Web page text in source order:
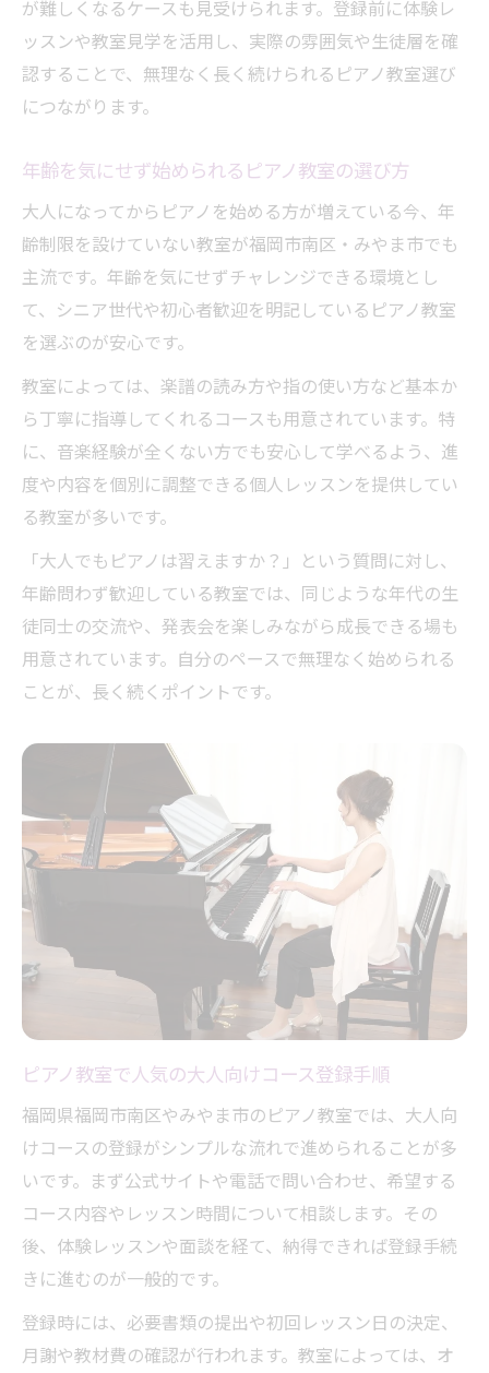
が難しくなるケースも見受けられます。登録前に体験レ
ッスンや教室見学を活用し、実際の雰囲気や生徒層を確
認することで、無理なく長く続けられるピアノ教室選び
につながります。
年齢を気にせず始められるピアノ教室の選び方
大人になってからピアノを始める方が増えている今、年
齢制限を設けていない教室が福岡市南区・みやま市でも
主流です。年齢を気にせずチャレンジできる環境とし
て、シニア世代や初心者歓迎を明記しているピアノ教室
を選ぶのが安心です。
教室によっては、楽譜の読み方や指の使い方など基本か
ら丁寧に指導してくれるコースも用意されています。特
に、音楽経験が全くない方でも安心して学べるよう、進
度や内容を個別に調整できる個人レッスンを提供してい
る教室が多いです。
「大人でもピアノは習えますか？」という質問に対し、
年齢問わず歓迎している教室では、同じような年代の生
徒同士の交流や、発表会を楽しみながら成長できる場も
用意されています。自分のペースで無理なく始められる
ことが、長く続くポイントです。
ピアノ教室で人気の大人向けコース登録手順
福岡県福岡市南区やみやま市のピアノ教室では、大人向
けコースの登録がシンプルな流れで進められることが多
いです。まず公式サイトや電話で問い合わせ、希望する
コース内容やレッスン時間について相談します。その
後、体験レッスンや面談を経て、納得できれば登録手続
きに進むのが一般的です。
登録時には、必要書類の提出や初回レッスン日の決定、
月謝や教材費の確認が行われます。教室によっては、オ